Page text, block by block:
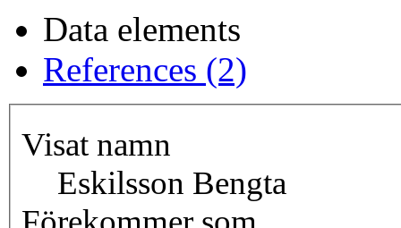
Data elements
References (2)
Visat namn
Eskilsson Bengta